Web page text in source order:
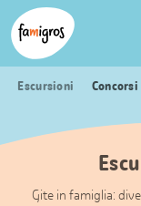
Navigazione
segnalibri
Header
Logo
Escursioni Concorsi
Gite in famiglia: